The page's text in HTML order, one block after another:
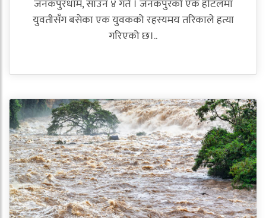
जनकपुरधाम, साउन ४ गते । जनकपुरको एक होटलमा
युवतीसँग बसेका एक युवकको रहस्यमय तरिकाले हत्या
गरिएको छ।..